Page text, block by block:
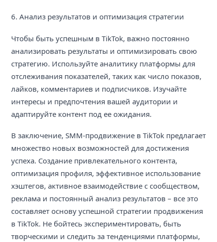
6. Анализ результатов и оптимизация стратегии
Чтобы быть успешным в TikTok, важно постоянно
анализировать результаты и оптимизировать свою
стратегию. Используйте аналитику платформы для
отслеживания показателей, таких как число показов,
лайков, комментариев и подписчиков. Изучайте
интересы и предпочтения вашей аудитории и
адаптируйте контент под ее ожидания.
В заключение, SMM-продвижение в TikTok предлагает
множество новых возможностей для достижения
успеха. Создание привлекательного контента,
оптимизация профиля, эффективное использование
хэштегов, активное взаимодействие с сообществом,
реклама и постоянный анализ результатов – все это
составляет основу успешной стратегии продвижения
в TikTok. Не бойтесь экспериментировать, быть
творческими и следить за тенденциями платформы,